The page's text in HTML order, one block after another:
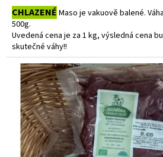
CHLAZENÉ Maso je vakuově balené.
500g.
Uvedená cena je za 1 kg, výsledná cena
skutečné váhy!!
Do košíku vkládejte počet balení.